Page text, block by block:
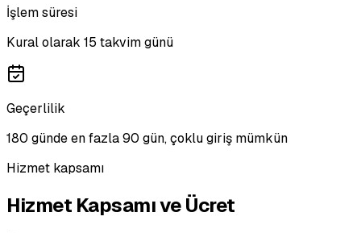
İşlem süresi
Kural olarak 15 takvim günü
Geçerlilik
180 günde en fazla 90 gün, çoklu giriş mümkün
Hizmet kapsamı
Hizmet Kapsamı ve Ücret